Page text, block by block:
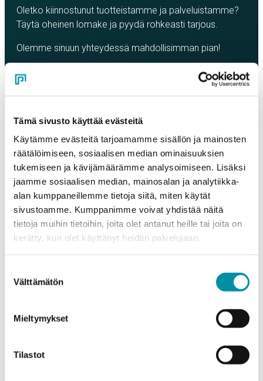
Tämä sivusto käyttää evästeitä
Käytämme evästeitä tarjoamamme sisällön ja mainosten
räätälöimiseen, sosiaalisen median ominaisuuksien
tukemiseen ja kävijämäärämme analysoimiseen. Lisäksi
jaamme sosiaalisen median, mainosalan ja analytiikka-
alan kumppaneillemme tietoja siitä, miten käytät
sivustoamme. Kumppanimme voivat yhdistää näitä
tietoja muihin tietoihin, joita olet antanut heille tai joita on
kerätty, kun olet käyttänyt heidän palvelujaan.
valinta
Välttämätön
Mieltymykset
Tilastot
Oletko kiinnostunut tuotteistamme ja palveluistamme?
Täytä oheinen lomake ja pyydä rohkeasti tarjous.
Olemme sinuun yhteydessä mahdollisimman pian!
Company
Contact person*
Email*
Phone
Products
note that the selected quality determines the minimum order
Product*